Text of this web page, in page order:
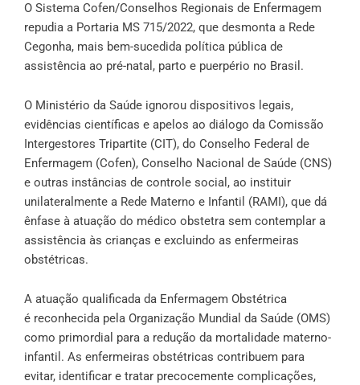
O Sistema Cofen/Conselhos Regionais de Enfermagem
repudia a Portaria MS 715/2022, que desmonta a Rede
Cegonha, mais bem-sucedida política pública de
assistência ao pré-natal, parto e puerpério no Brasil.
O Ministério da Saúde ignorou dispositivos legais,
evidências científicas e apelos ao diálogo da Comissão
Intergestores Tripartite (CIT), do Conselho Federal de
Enfermagem (Cofen), Conselho Nacional de Saúde (CNS)
e outras instâncias de controle social, ao instituir
unilateralmente a Rede Materno e Infantil (RAMI), que dá
ênfase à atuação do médico obstetra sem contemplar a
assistência às crianças e excluindo as enfermeiras
obstétricas.
A atuação qualificada da Enfermagem Obstétrica
é reconhecida pela Organização Mundial da Saúde (OMS)
como primordial para a redução da mortalidade materno-
infantil. As enfermeiras obstétricas contribuem para
evitar, identificar e tratar precocemente complicações,